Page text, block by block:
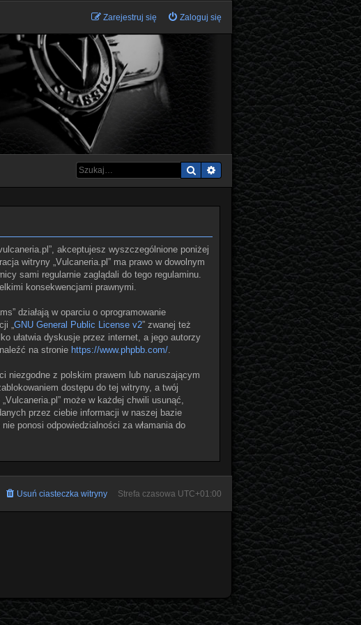
Zaloguj się
Zarejestruj się
Szukaj Wyszukiwanie zaawansowane
akceptujesz wyszczególnione poniżej
witryny „Vulcaneria.pl” ma prawo w dowolnym
sami regularnie zaglądali do tego regulaminu.
konsekwencjami prawnymi.
działają w oparciu o oprogramowanie
„ GNU General Public License v2” zwanej też
ułatwia dyskusje przez internet, a jego autorzy
na stronie https://www.phpbb.com/.
niezgodne z polskim prawem lub naruszającym
dostępu do tej witryny, a twój
może w każdej chwili usunąć,
przez ciebie informacji w naszej bazie
ponosi odpowiedzialności za włamania do
Strefa czasowa UTC+01:00
Usuń ciasteczka witryny